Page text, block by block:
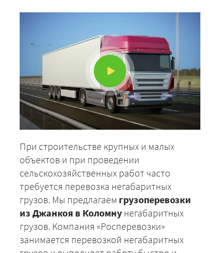
При строительстве крупных и малых
объектов и при проведении
сельскохозяйственных работ часто
требуется перевозка негабаритных
грузов. Мы предлагаем грузоперевозки
из Джанкоя в Коломну негабаритных
грузов. Компания «Росперевозки»
занимается перевозкой негабаритных